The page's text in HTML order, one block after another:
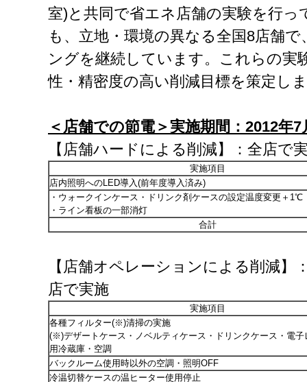
室)と共同で省エネ店舗の実験を行っ
も、立地・環境の異なる全国8店舗
ングを継続しています。これらの実
性・精密度の高い削減目標を策定し
＜店舗での節電＞実施期間： 2012年7
【店舗ハードによる削減】：全店で
実施項目
店内照明へのLED導入(前年度導入済み)
・ウォークインケース・ドリンク剤ケースの設定温度変更＋1℃
・ライン看板の一部消灯
合計
【店舗オペレーションによる削減】
店で実施
実施項目
各種フィルター(※)清掃の実施
(※)デザートケース・ノベルティケース・ドリンクケース・電子
用冷蔵庫・空調
バックルーム使用時以外の空調・照明OFF
冷温切替ケースの温ヒーター使用停止